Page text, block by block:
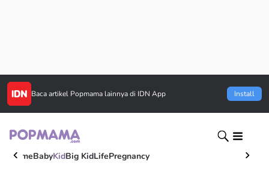
Baca artikel Popmama lainnya di IDN App Install
HomeBabyKidBig KidLifePregnancy